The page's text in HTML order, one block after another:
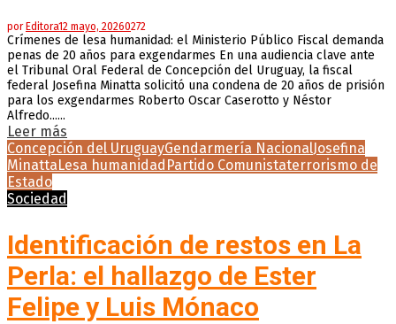
por Editora12 mayo, 20260272
Crímenes de lesa humanidad: el Ministerio Público Fiscal demanda
penas de 20 años para exgendarmes En una audiencia clave ante
el Tribunal Oral Federal de Concepción del Uruguay, la fiscal
federal Josefina Minatta solicitó una condena de 20 años de prisión
para los exgendarmes Roberto Oscar Caserotto y Néstor
Alfredo......
Leer más
Concepción del UruguayGendarmería NacionalJosefina
Minatta Lesa humanidad Partido Comunistaterrorismo de
Estado
Sociedad
Identificación de restos en La
Perla: el hallazgo de Ester
Felipe y Luis Mónaco